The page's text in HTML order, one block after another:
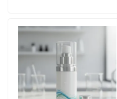
Fábrica
Controle de Qualidade